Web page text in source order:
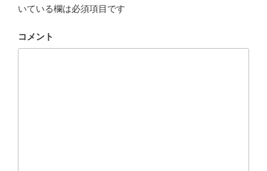
いている欄は必須項目です
コメント